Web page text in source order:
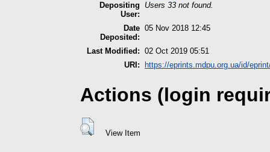
Depositing
User:
Users 33 not found.
Date
Deposited:
05 Nov 2018 12:45
Last Modified: 02 Oct 2019 05:51
URI:
https://eprints.mdpu.org.ua/id/
Actions (login
View Item